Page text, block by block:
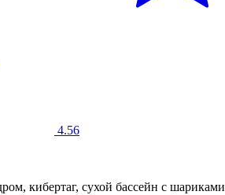
4.56
кибертаг, сухой бассейн с шариками